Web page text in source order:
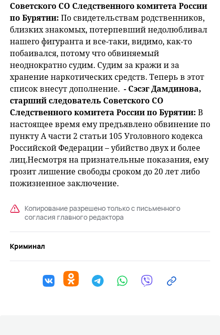
Советского СО Следственного комитета России
по Бурятии: По свидетельствам родственников,
близких знакомых, потерпевший недолюбливал
нашего фигуранта и все-таки, видимо, как-то
побаивался, потому что обвиняемый
неоднократно судим. Судим за кражи и за
хранение наркотических средств. Теперь в этот
список внесут дополнение. - Сэсэг Дамдинова,
старший следователь Советского СО
Следственного комитета России по Бурятии: В
настоящее время ему предъявлено обвинение по
пункту А части 2 статьи 105 Уголовного кодекса
Российской Федерации – убийство двух и более
лиц.Несмотря на признательные показания, ему
грозит лишение свободы сроком до 20 лет либо
пожизненное заключение.
Копирование разрешено только с письменного
согласия главного редактора
Криминал